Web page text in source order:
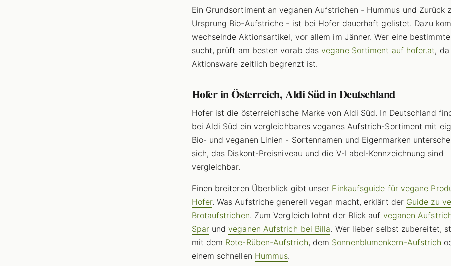
Ein Grundsortiment an veganen Aufstrichen - Hummus und Zurück
Ursprung Bio-Aufstriche - ist bei Hofer dauerhaft gelistet. Dazu
wechselnde Aktionsartikel, vor allem im Jänner. Wer eine
sucht, prüft am besten vorab dasvegane Sortiment auf hofer.at, da
Aktionsware zeitlich begrenzt ist.
Hofer in Österreich, Aldi Süd in Deutschland
Hofer ist die österreichische Marke von Aldi Süd. In Deutschland
bei Aldi Süd ein vergleichbares veganes Aufstrich-Sortiment mit
Bio- und veganen Linien - Sortennamen und Eigenmarken
sich, das Diskont-Preisniveau und die V-Label-Kennzeichnung sind
vergleichbar.
Einen breiteren Überblick gibt unser Einkaufsguide für vegane
Hofer. Was Aufstriche generell vegan macht, erklärt der Guide zu
Brotaufstrichen. Zum Vergleich lohnt der Blick auf veganen
Sparundveganen Aufstrich bei Billa. Wer lieber selbst zubereitet,
mit dem Rote-Rüben-Aufstrich, dem Sonnenblumenkern-Aufstrich
einem schnellen Hummus.